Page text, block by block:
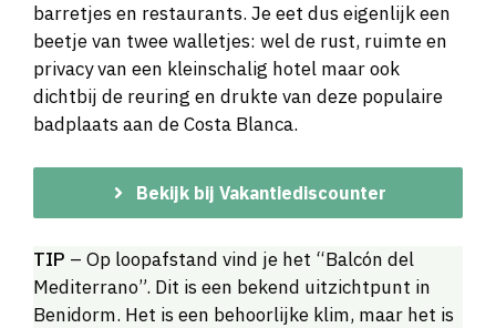
barretjes en restaurants. Je eet dus eigenlijk een
beetje van twee walletjes: wel de rust, ruimte en
privacy van een kleinschalig hotel maar ook
dichtbij de reuring en drukte van deze populaire
badplaats aan de Costa Blanca.
Bekijk bij Vakantiediscounter
TIP – Op loopafstand vind je het “Balcón del
Mediterrano”. Dit is een bekend uitzichtpunt in
Benidorm. Het is een behoorlijke klim, maar het is